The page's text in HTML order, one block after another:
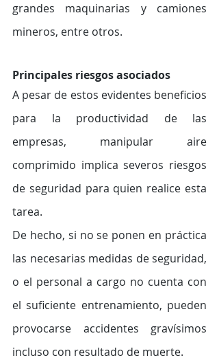
grandes maquinarias y camiones
mineros, entre otros.
Principales riesgos asociados
A pesar de estos evidentes beneficios
para la productividad de las
empresas, manipular aire
comprimido implica severos riesgos
de seguridad para quien realice esta
tarea.
De hecho, si no se ponen en práctica
las necesarias medidas de seguridad,
o el personal a cargo no cuenta con
el suficiente entrenamiento, pueden
provocarse accidentes gravísimos
incluso con resultado de muerte.